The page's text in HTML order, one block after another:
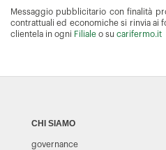
Messaggio pubblicitario con finalità
contrattuali ed economiche si rinvia ai
clientela in ogni Filiale o su carifermo.it
CHI SIAMO
governance